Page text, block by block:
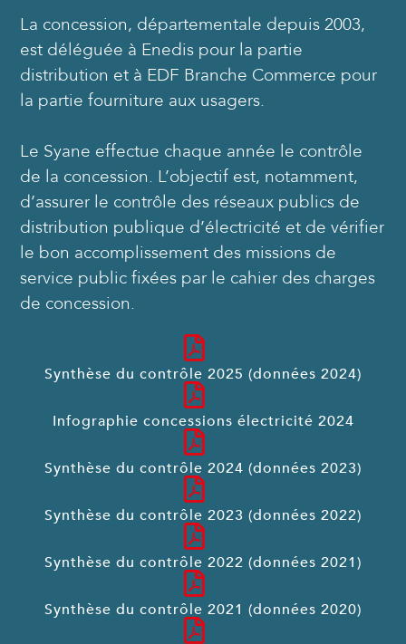
La concession, départementale depuis 2003,
est déléguée à Enedis pour la partie
distribution et à EDF Branche Commerce pour
la partie fourniture aux usagers.
Le Syane effectue chaque année le contrôle
de la concession. L’objectif est, notamment,
d’assurer le contrôle des réseaux publics de
distribution publique d’électricité et de vérifier
le bon accomplissement des missions de
service public fixées par le cahier des charges
de concession.
Synthèse du contrôle 2025 (données 2024)
Infographie concessions électricité 2024
Synthèse du contrôle 2024 (données 2023)
Synthèse du contrôle 2023 (données 2022)
Synthèse du contrôle 2022 (données 2021)
Synthèse du contrôle 2021 (données 2020)